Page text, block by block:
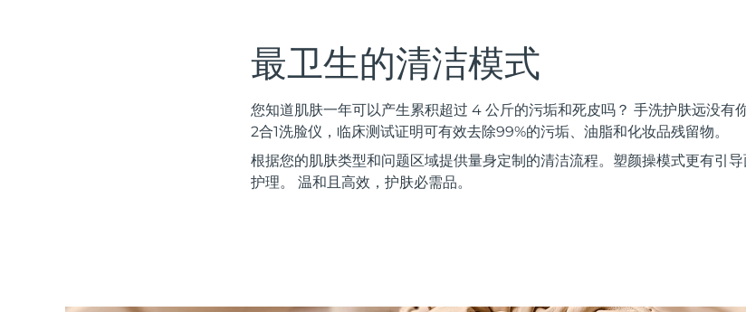
最卫生的清洁模式
您知道肌肤一年可以产生累积超过 4 公斤的污垢和死皮吗？ 手洗护肤远没有
2合1洗脸仪，临床测试证明可有效去除99%的污垢、油脂和化妆品残留物。
根据您的肌肤类型和问题区域提供量身定制的清洁流程。塑颜操模式更有引
护理。 温和且高效，护肤必需品。